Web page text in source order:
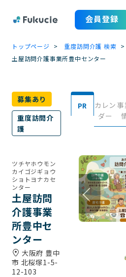
会員登録
トップページ
重度訪問介護 検索
土屋訪問介護事業所豊中センター
募集あり
重度訪問介
護
ツチヤホウモン
カイゴジギョウ
ショトヨナカセ
ンター
土屋訪問
介護事業
所豊中セ
ンター
大阪府 豊中
市 北桜塚1-5-
12-103
PR
カレン
ダー